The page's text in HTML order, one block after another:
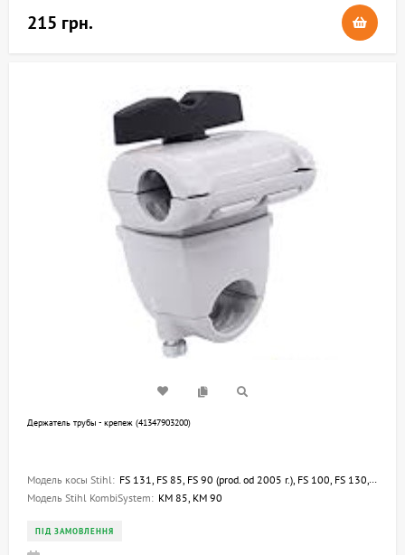
215 грн.
Держатель трубы - крепеж (41347903200)
Модель косы Stihl: FS 131, FS 85, FS 90 (prod. od 2005 r.), FS 100, FS 130, FS 120, FS 200 (prod. od 1997 r.), FS 240, FS 250, FSA 90, FS 91, FS 111, FS 240 C-E, FSA 80.0, FSA 120.0
Модель Stihl KombiSystem: KM 85, KM 90
ПІД ЗАМОВЛЕННЯ